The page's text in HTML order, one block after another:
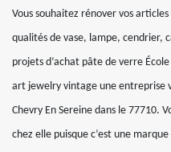
Vous souhaitez rénover vos
qualités de vase, lampe, cendrier,
projets d’achat pâte de verre
art jewelry vintage une entreprise
Chevry En Sereine dans le 77710.
chez elle puisque c’est une